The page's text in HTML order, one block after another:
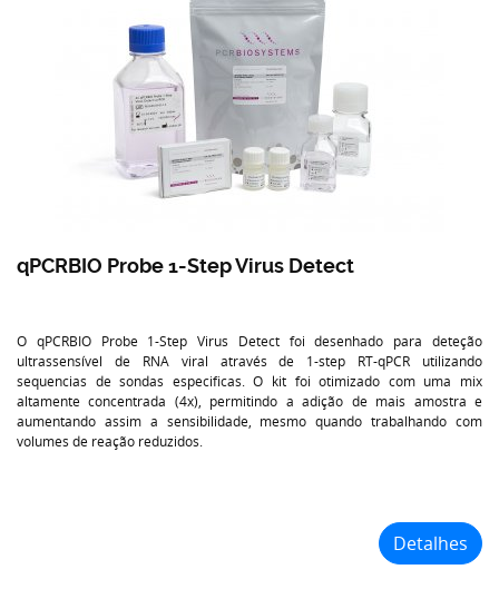
qPCRBIO Probe 1-Step Virus Detect
O qPCRBIO Probe 1-Step Virus Detect foi desenhado para deteção
ultrassensível de RNA viral através de 1-step RT-qPCR utilizando
sequencias de sondas especificas. O kit foi otimizado com uma mix
altamente concentrada (4x), permitindo a adição de mais amostra e
aumentando assim a sensibilidade, mesmo quando trabalhando com
volumes de reação reduzidos.
Detalhes